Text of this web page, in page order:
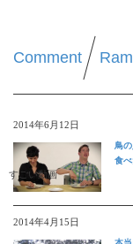
Comment
2014年6月12日
すごい動画
鳥
食
2014年4月15日